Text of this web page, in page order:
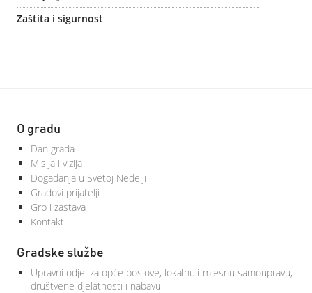
Zaštita i sigurnost
O gradu
Dan grada
Misija i vizija
Događanja u Svetoj Nedelji
Gradovi prijatelji
Grb i zastava
Kontakt
Gradske službe
Upravni odjel za opće poslove, lokalnu i mjesnu samoupravu,
društvene djelatnosti i nabavu